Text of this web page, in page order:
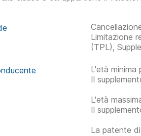
Limitazione
(TPL),
L'età minima
Il
L'età
Il
La patente